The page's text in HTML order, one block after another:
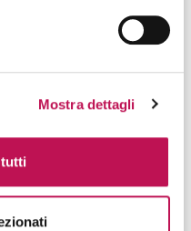
Mostra dettagli
come Natural
o Computer Vision.
e orientamento alla